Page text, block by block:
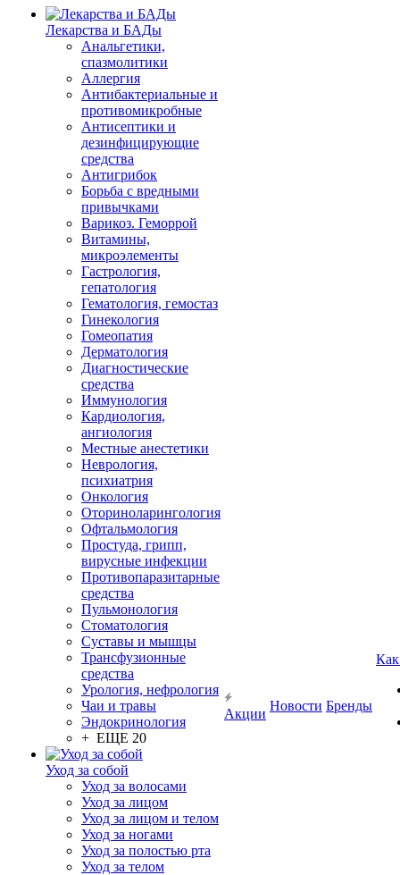
Лекарства и БАДы
Анальгетики,
спазмолитики
Аллергия
Антибактериальные и
противомикробные
Антисептики и
дезинфицирующие
средства
Антигрибок
Борьба с вредными
привычками
Варикоз. Геморрой
Витамины,
микроэлементы
Гастрология,
гепатология
Гематология, гемостаз
Гинекология
Гомеопатия
Дерматология
Диагностические
средства
Иммунология
Кардиология,
ангиология
Местные анестетики
Неврология,
психиатрия
Онкология
Оториноларингология
Офтальмология
Простуда, грипп,
вирусные инфекции
Противопаразитарные
средства
Пульмонология
Стоматология
Суставы и мышцы
Трансфузионные
средства
Урология, нефрология
Чаи и травы
Эндокринология
+ ЕЩЕ 20
Уход за собой
Уход за волосами
Уход за лицом
Уход за лицом и телом
Уход за ногами
Уход за полостью рта
Уход за телом
Акции
Новости Бренды